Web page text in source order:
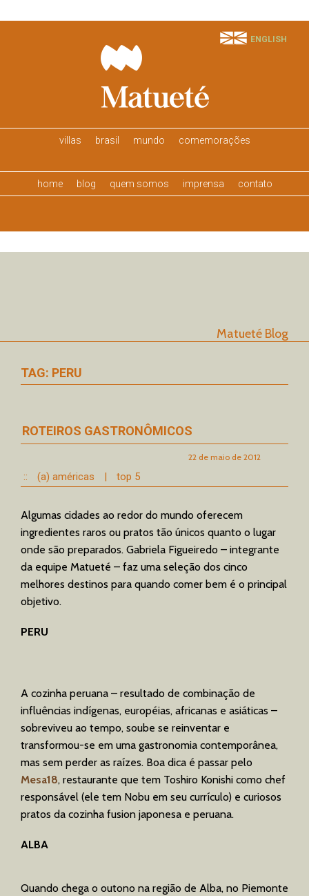
ENGLISH
home blog quem somos imprensa contato
villas brasil mundo comemorações
Matueté Blog
TAG: PERU
ROTEIROS GASTRONÔMICOS
22 de maio de 2012
:: (a) américas | top 5
Algumas cidades ao redor do mundo oferecem
ingredientes raros ou pratos tão únicos quanto o lugar
onde são preparados. Gabriela Figueiredo – integrante
da equipe Matueté – faz uma seleção dos cinco
melhores destinos para quando comer bem é o principal
objetivo.
PERU
A cozinha peruana – resultado de combinação de
influências indígenas, européias, africanas e asiáticas –
sobreviveu ao tempo, soube se reinventar e
transformou-se em uma gastronomia contemporânea,
mas sem perder as raízes. Boa dica é passar pelo
Mesa18, restaurante que tem Toshiro Konishi como chef
responsável (ele tem Nobu em seu currículo) e curiosos
pratos da cozinha fusion japonesa e peruana.
ALBA
Quando chega o outono na região de Alba, no Piemonte